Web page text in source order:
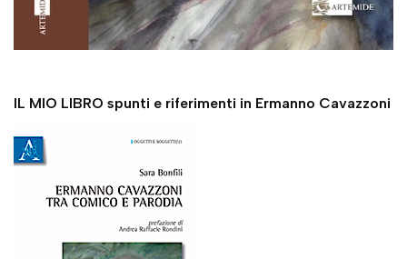
IL MIO LIBRO spunti e riferimenti in Ermanno Cavazzoni